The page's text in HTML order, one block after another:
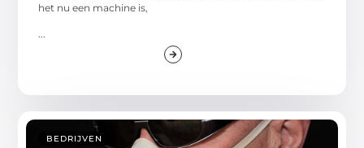
het nu een machine is,
...
BEDRIJVEN